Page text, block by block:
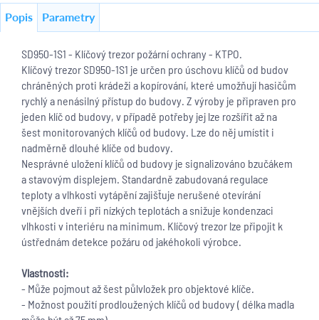
Popis Parametry
SD950-1S1 - Klíčový trezor požární ochrany - KTPO.
Klíčový trezor SD950-1S1 je určen pro úschovu klíčů od budov
chráněných proti krádeži a kopírování, které umožňují hasičům
rychlý a nenásilný přístup do budovy. Z výroby je připraven pro
jeden klíč od budovy, v případě potřeby jej lze rozšířit až na
šest monitorovaných klíčů od budovy. Lze do něj umístit i
nadměrně dlouhé klíče od budovy.
Nesprávné uložení klíčů od budovy je signalizováno bzučákem
a stavovým displejem. Standardně zabudovaná regulace
teploty a vlhkosti vytápění zajišťuje nerušené otevírání
vnějších dveří i při nízkých teplotách a snižuje kondenzaci
vlhkosti v interiéru na minimum. Klíčový trezor lze připojit k
ústřednám detekce požáru od jakéhokoli výrobce.
Vlastnosti:
- Může pojmout až šest půlvložek pro objektové klíče.
- Možnost použití prodloužených klíčů od budovy ( délka madla